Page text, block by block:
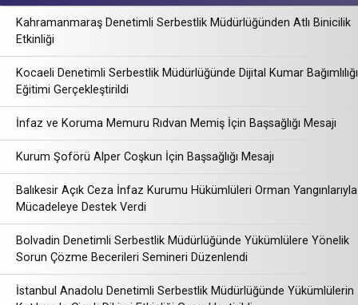
Kahramanmaraş Denetimli Serbestlik Müdürlüğünden Atlı Binicilik
Etkinliği
Kocaeli Denetimli Serbestlik Müdürlüğünde Dijital Kumar Bağımlılığı
Eğitimi Gerçekleştirildi
İnfaz ve Koruma Memuru Rıdvan Memiş İçin Başsağlığı Mesajı
Kurum Şoförü Alper Coşkun İçin Başsağlığı Mesajı
Balıkesir Açık Ceza İnfaz Kurumu Hükümlüleri Orman Yangınlarıyla
Mücadeleye Destek Verdi
Bolvadin Denetimli Serbestlik Müdürlüğünde Yükümlülere Yönelik
Sorun Çözme Becerileri Semineri Düzenlendi
İstanbul Anadolu Denetimli Serbestlik Müdürlüğünde Yükümlülerin